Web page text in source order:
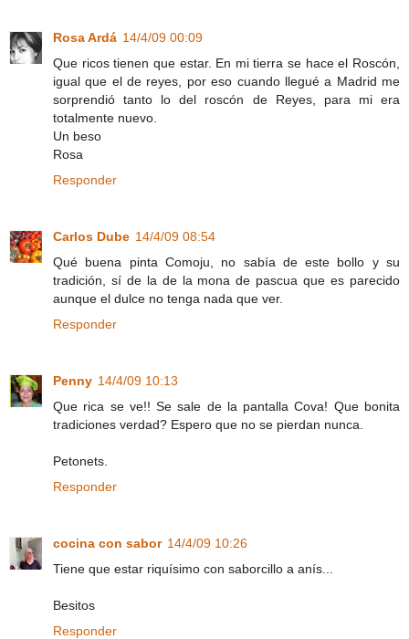
Rosa Ardá 14/4/09 00:09
Que ricos tienen que estar. En mi tierra se hace el Roscón,
igual que el de reyes, por eso cuando llegué a Madrid me
sorprendió tanto lo del roscón de Reyes, para mi era
totalmente nuevo.
Un beso
Rosa
Responder
Carlos Dube 14/4/09 08:54
Qué buena pinta Comoju, no sabía de este bollo y su
tradición, sí de la de la mona de pascua que es parecido
aunque el dulce no tenga nada que ver.
Responder
Penny 14/4/09 10:13
Que rica se ve!! Se sale de la pantalla Cova! Que bonita
tradiciones verdad? Espero que no se pierdan nunca.
Petonets.
Responder
cocina con sabor 14/4/09 10:26
Tiene que estar riquísimo con saborcillo a anís...
Besitos
Responder